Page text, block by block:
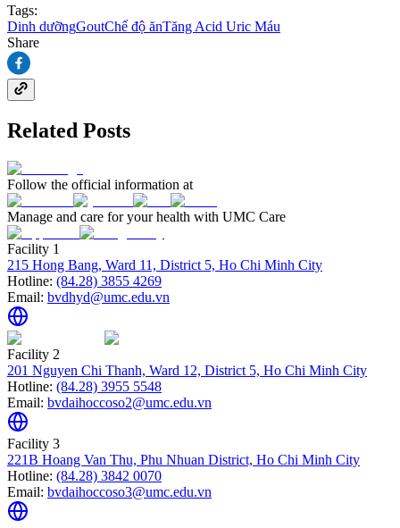
Tags:
Dinh dưỡngGoutChế độ ănTăng Acid Uric Máu
Share
Related Posts
Follow the official information at
Manage and care for your health with UMC Care
Facility 1
215 Hong Bang, Ward 11, District 5, Ho Chi Minh City
Hotline: (84.28) 3855 4269
Email: bvdhyd@umc.edu.vn
Facility 2
201 Nguyen Chi Thanh, Ward 12, District 5, Ho Chi Minh City
Hotline: (84.28) 3955 5548
Email: bvdaihoccoso2@umc.edu.vn
Facility 3
221B Hoang Van Thu, Phu Nhuan District, Ho Chi Minh City
Hotline: (84.28) 3842 0070
Email: bvdaihoccoso3@umc.edu.vn